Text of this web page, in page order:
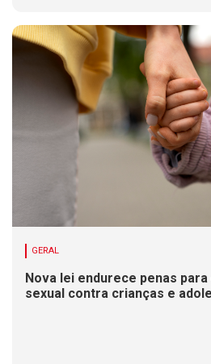
GERAL
Nova lei endurece penas
sexual contra crianças e